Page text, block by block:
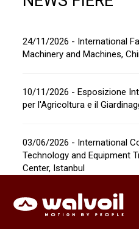
24/11/2026 - International
Machinery and Machines,
10/11/2026 - Esposizione
per l'Agricoltura e il
03/06/2026 - International
Technology and Equipment
Center, Istanbul